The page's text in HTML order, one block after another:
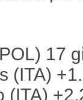
17
(ITA)
(ITA)